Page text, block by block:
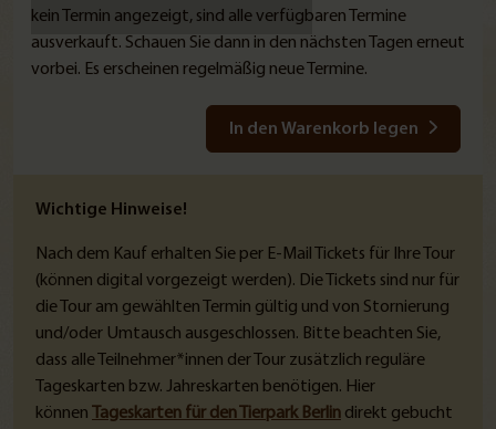
kein Termin angezeigt, sind alle verfügbaren Termine
ausverkauft. Schauen Sie dann in den nächsten Tagen erneut
vorbei. Es erscheinen regelmäßig neue Termine.
In den Warenkorb legen
Wichtige Hinweise!
Nach dem Kauf erhalten Sie per E-Mail Tickets für Ihre Tour
(können digital vorgezeigt werden). Die Tickets sind nur für
die Tour am gewählten Termin gültig und von Stornierung
und/oder Umtausch ausgeschlossen. Bitte beachten Sie,
dass alle Teilnehmer*innen der Tour zusätzlich reguläre
Tageskarten bzw. Jahreskarten benötigen. Hier
können
Tageskarten für den Tierpark Berlin direkt gebucht